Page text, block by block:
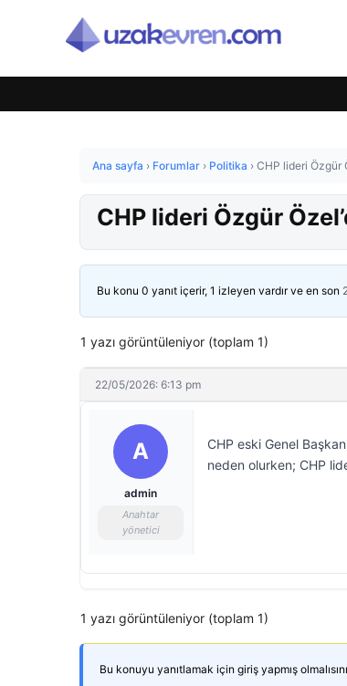
Ana sayfa › Forumlar › Politika › CHP lideri Özgür
CHP lideri Özgür
Bu konu 0 yanıt içerir, 1 izleyen vardır ve en son
1 yazı görüntüleniyor (toplam 1)
22/05/2026: 6:13 pm
A
admin
Anahtar
yönetici
CHP eski Genel
neden olurken; CHP
1 yazı görüntüleniyor (toplam 1)
Bu konuyu yanıtlamak için giriş yapmış